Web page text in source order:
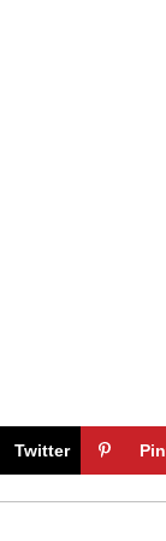
Twitter